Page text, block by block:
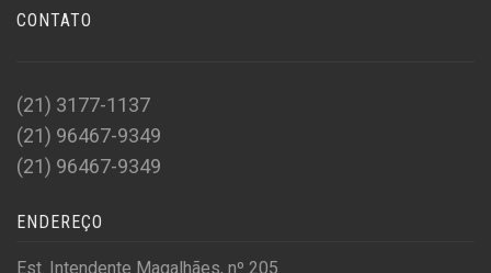
CONTATO
(21) 3177-1137
(21) 96467-9349
(21) 96467-9349
ENDEREÇO
Est. Intendente Magalhães, nº 205